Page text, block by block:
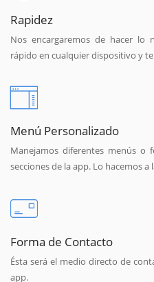
Rapidez
Nos encargaremos de hacer lo
rápido en cualquier dispositivo y
Menú Personalizado
Manejamos diferentes menús o
secciones de la app. Lo hacemos a
Forma de Contacto
Ésta será el medio directo de
app.